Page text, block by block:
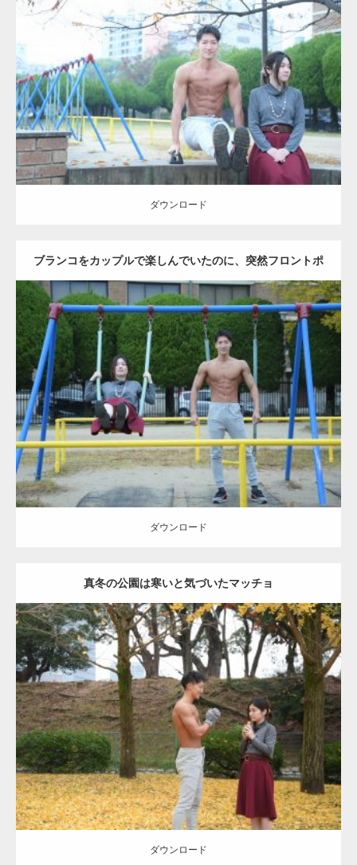
Update:2021.07.6
Category:公園のマッチョ その他 AKIHITO(細マッチョ) 腹筋
ダウンロード
ダウンロード
ブランコをカップルで楽しんでいたのに、突然フロントポ
ーズをするマッチョ
Update: 2021.07.6
Category:公園のマッチョ その他 AKIHITO(細マッチョ) 腹筋 大胸筋
ダウンロード
ダウンロード
真冬の公園は寒いと気づいたマッチョ
Update: 2021.07.8
Category:公園のマッチョ その他 AKIHITO(細マッチョ) 上腕三頭筋
肩
ダウンロード
ダウンロード